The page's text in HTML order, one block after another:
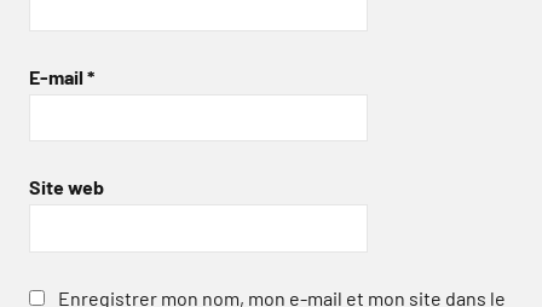
E-mail *
Site web
Enregistrer mon nom, mon e-mail et mon site dans le